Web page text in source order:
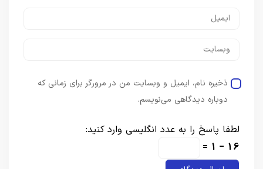
ذخیره نام، ایمیل و وبسایت من در مرورگر برای زمانی که
دوباره دیدگاهی می‌نویسم.
لطفا پاسخ را به عدد انگلیسی وارد کنید:
16 − 1 =